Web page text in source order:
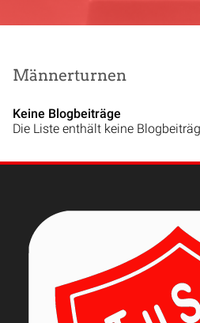
Männerturnen
Keine Blogbeiträge
Die Liste enthält keine